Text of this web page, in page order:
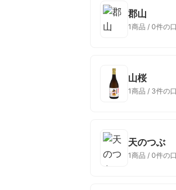
郡山
1商品 / 0件の
山桜
1商品 / 3件の
天のつぶ
1商品 / 0件の